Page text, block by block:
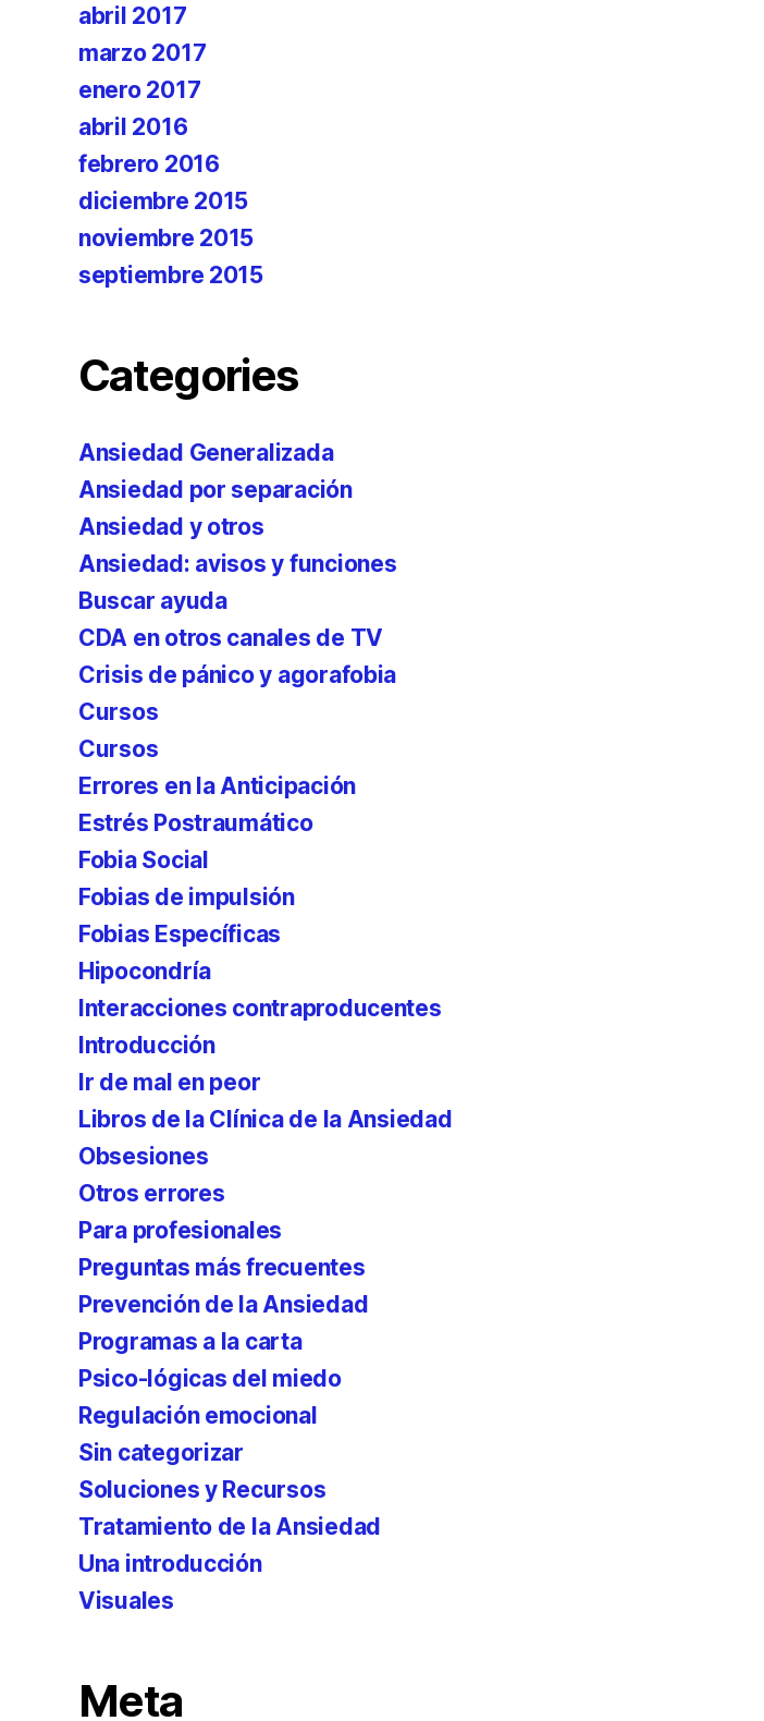
abril 2017
marzo 2017
enero 2017
abril 2016
febrero 2016
diciembre 2015
noviembre 2015
septiembre 2015
Categories
Ansiedad Generalizada
Ansiedad por separación
Ansiedad y otros
Ansiedad: avisos y funciones
Buscar ayuda
CDA en otros canales de TV
Crisis de pánico y agorafobia
Cursos
Cursos
Errores en la Anticipación
Estrés Postraumático
Fobia Social
Fobias de impulsión
Fobias Específicas
Hipocondría
Interacciones contraproducentes
Introducción
Ir de mal en peor
Libros de la Clínica de la Ansiedad
Obsesiones
Otros errores
Para profesionales
Preguntas más frecuentes
Prevención de la Ansiedad
Programas a la carta
Psico-lógicas del miedo
Regulación emocional
Sin categorizar
Soluciones y Recursos
Tratamiento de la Ansiedad
Una introducción
Visuales
Meta